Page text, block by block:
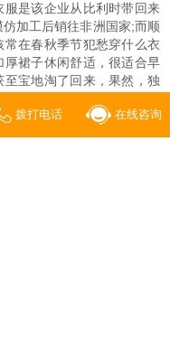
服是该企业从比利时带回来
加工后销往非洲国家;而顺
在春秋季节犯愁穿什么衣
厚裙子休闲舒适，很适合早
宝地淘了回来，果然，独
了。拨打电话 在线咨询